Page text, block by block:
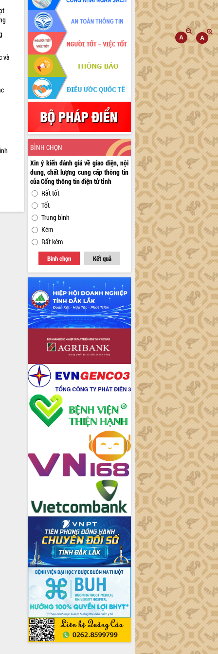
và
BÌNH CHỌN
Xin ý kiến đánh giá về giao diện, nội
dung, chất lượng cung cấp thông tin
của Cổng thông tin điện tử tỉnh
Rất tốt
Tốt
Trung bình
Kém
Rất kém
Bình chọn Kết quả